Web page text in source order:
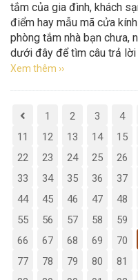
tắm của gia đình, khách
điểm hay mẫu mã cửa
phòng tắm nhà bạn chưa,
dưới đây để tìm câu trả lời
Xem thêm ››
1 2 3 4
11
12 13 14 15
22
23 24 25 26
33
34 35 36 37
44
45 46 47 48
55
56 57 58 59
66
67 68 69 70
77
78 79 80 81